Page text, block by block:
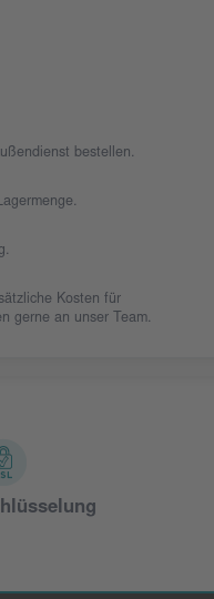
bestellen.
Kosten für
gerne an unser Team.